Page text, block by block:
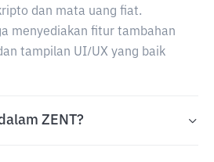
dan mata uang fiat.
menyediakan fitur tambahan
tampilan UI/UX yang baik
ZENT?